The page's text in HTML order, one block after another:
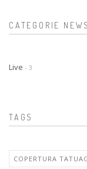
CATEGORIE NEWS
Live - 3
TAGS
COPERTURA